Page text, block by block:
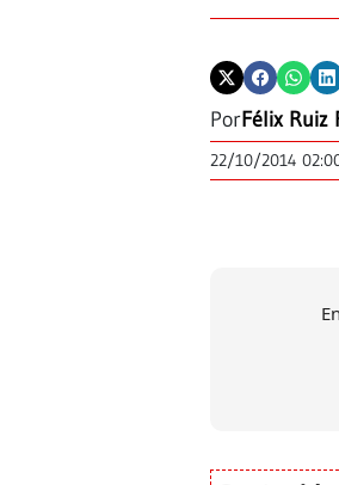
PorFélix Ruiz
22/10/2014